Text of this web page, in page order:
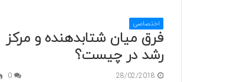
اختصاصی
فرق میان شتابدهنده و مرکز
رشد در چیست؟
28/02/2018
0